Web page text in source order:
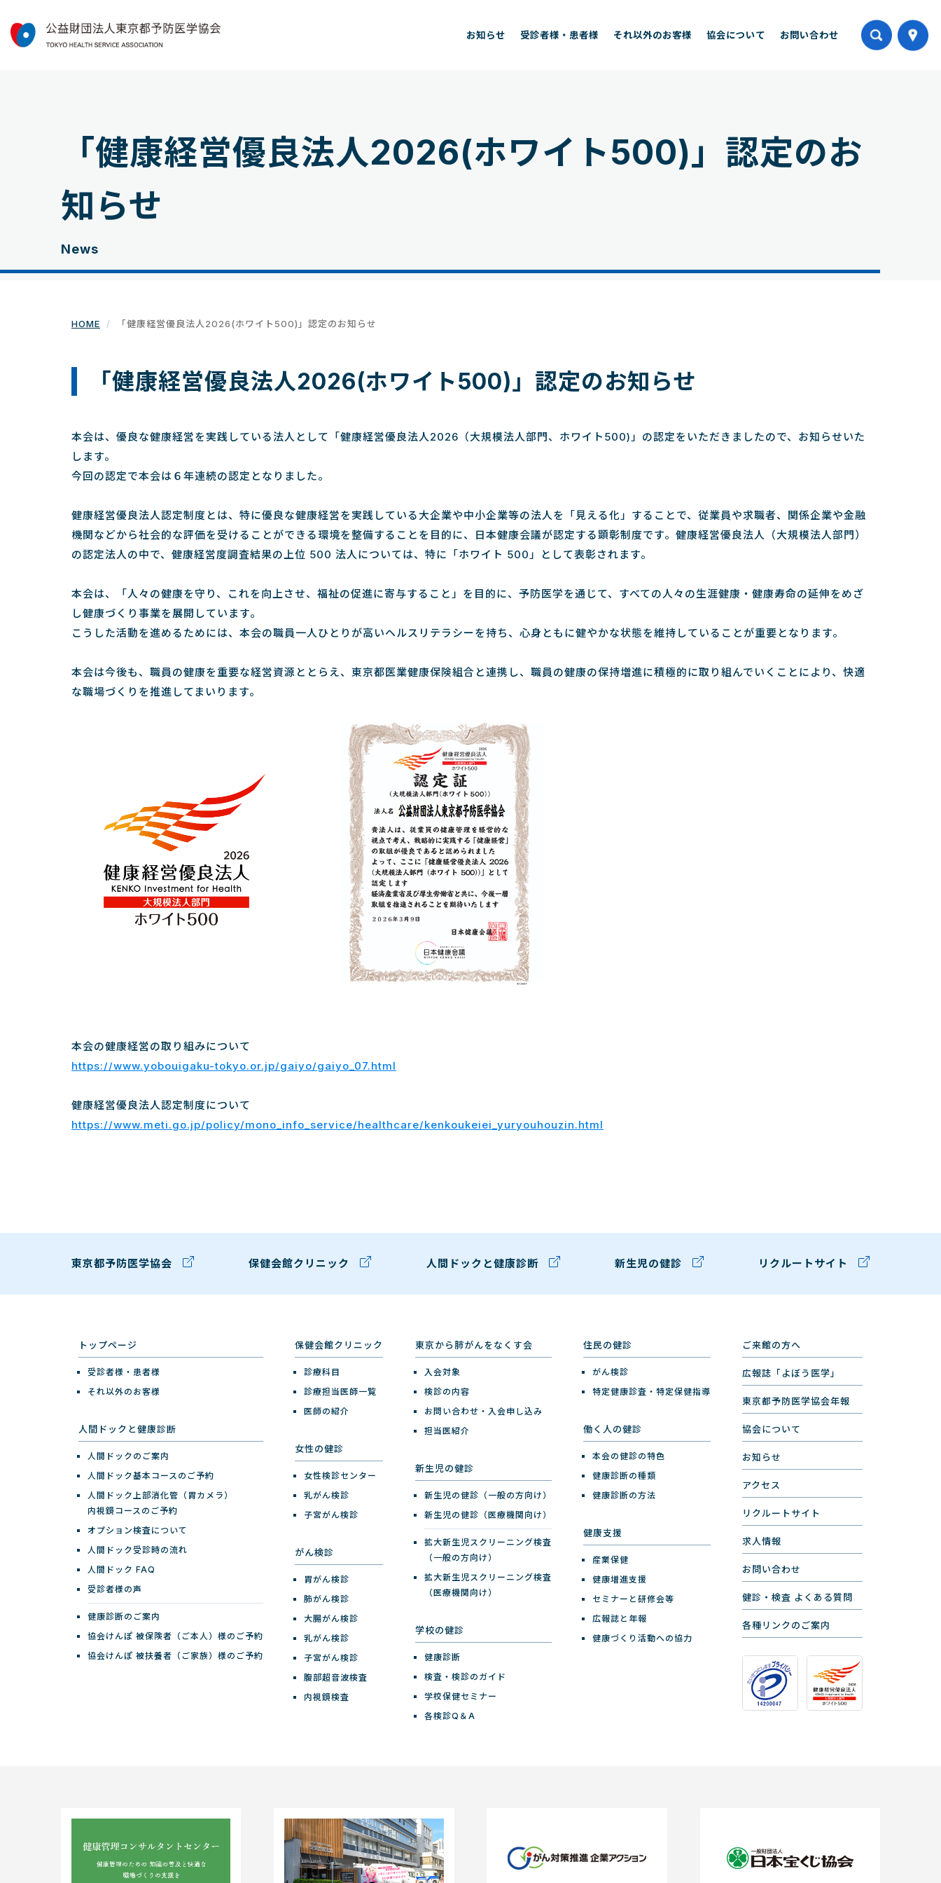
お知らせ 受診者様・患者様 それ以外のお客様 協会について お問い合わせ
「健康経営優良法人2026(ホワイト500)」認定のお
知らせ
News
HOME 「健康経営優良法人2026(ホワイト500)」認定のお知らせ
「健康経営優良法人2026(ホワイト500)」認定のお知らせ
本会は、優良な健康経営を実践している法人として「健康経営優良法人2026（大規模法人部門、ホワイト500)」の認定をいただきましたので、お知らせいた
します。
今回の認定で本会は６年連続の認定となりました。
健康経営優良法人認定制度とは、特に優良な健康経営を実践している大企業や中小企業等の法人を「見える化」することで、従業員や求職者、関係企業や金融
機関などから社会的な評価を受けることができる環境を整備することを目的に、日本健康会議が認定する顕彰制度です。健康経営優良法人（大規模法人部門）
の認定法人の中で、健康経営度調査結果の上位 500 法人については、特に「ホワイト 500」として表彰されます。
本会は、「人々の健康を守り、これを向上させ、福祉の促進に寄与すること」を目的に、予防医学を通じて、すべての人々の生涯健康・健康寿命の延伸をめざ
し健康づくり事業を展開しています。
こうした活動を進めるためには、本会の職員一人ひとりが高いヘルスリテラシーを持ち、心身ともに健やかな状態を維持していることが重要となります。
本会は今後も、職員の健康を重要な経営資源ととらえ、東京都医業健康保険組合と連携し、職員の健康の保持増進に積極的に取り組んでいくことにより、快適
な職場づくりを推進してまいります。
本会の健康経営の取り組みについて
https://www.yobouigaku-tokyo.or.jp/gaiyo/gaiyo_07.html
健康経営優良法人認定制度について
https://www.meti.go.jp/policy/mono_info_service/healthcare/kenkoukeiei_yuryouhouzin.html
東京都予防医学協会 保健会館クリニック 人間ドックと健康診断 新生児の健診 リクルートサイト
トップページ
受診者様・患者様
それ以外のお客様
人間ドックと健康診断
人間ドックのご案内
人間ドック基本コースのご予約
人間ドック上部消化管（胃カメラ）
内視鏡コースのご予約
オプション検査について
人間ドック受診時の流れ
人間ドック FAQ
受診者様の声
健康診断のご案内
協会けんぽ 被保険者（ご本人）様のご予約
協会けんぽ 被扶養者（ご家族）様のご予約
保健会館クリニック
診療科目
診療担当医師一覧
医師の紹介
女性の健診
女性検診センター
乳がん検診
子宮がん検診
がん検診
胃がん検診
肺がん検診
大腸がん検診
乳がん検診
子宮がん検診
腹部超音波検査
内視鏡検査
東京から肺がんをなくす会
入会対象
検診の内容
お問い合わせ・入会申し込み
担当医紹介
新生児の健診
新生児の健診（一般の方向け）
新生児の健診（医療機関向け）
拡大新生児スクリーニング検査
（一般の方向け）
拡大新生児スクリーニング検査
（医療機関向け）
学校の健診
健康診断
検査・検診のガイド
学校保健セミナー
各検診Q＆A
住民の健診
がん検診
特定健康診査・特定保健指導
働く人の健診
本会の健診の特色
健康診断の種類
健康診断の方法
健康支援
産業保健
健康増進支援
セミナーと研修会等
広報誌と年報
健康づくり活動への協力
ご来館の方へ
広報誌「よぼう医学」
東京都予防医学協会年報
協会について
お知らせ
アクセス
リクルートサイト
求人情報
お問い合わせ
健診・検査 よくある質問
各種リンクのご案内